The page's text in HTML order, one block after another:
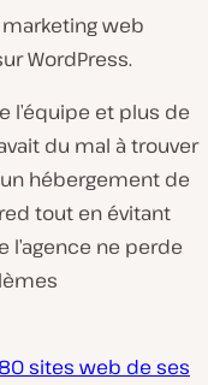
web
WordPress.
l’équipe et plus de
du mal à trouver
hébergement de
tout en évitant
l’agence ne perde
sites web de ses